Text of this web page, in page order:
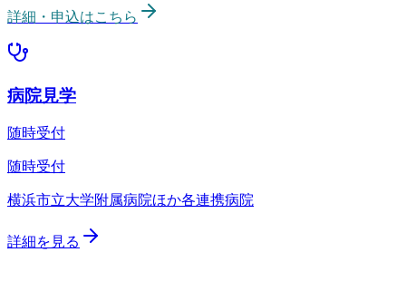
病院見学
随時受付